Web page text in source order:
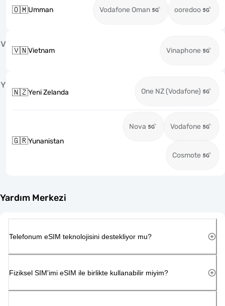
🇴🇲Umman Vodafone Oman ooredoo
V
🇻🇳Vietnam Vinaphone
Y
🇳🇿Yeni Zelanda One NZ (Vodafone)
🇬🇷Yunanistan
Nova Vodafone
Cosmote
Yardım Merkezi
Telefonum eSIM teknolojisini destekliyor mu?
Fiziksel SIM'imi eSIM ile birlikte kullanabilir miyim?